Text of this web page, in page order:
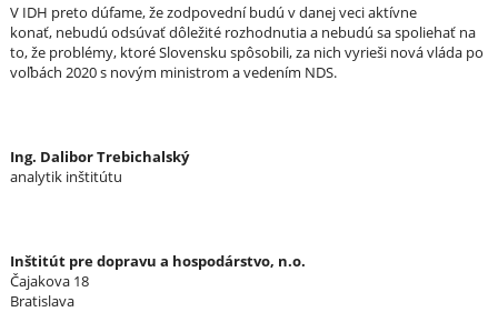
V IDH preto dúfame, že zodpovední budú v danej veci aktívne
konať, nebudú odsúvať dôležité rozhodnutia a nebudú sa spoliehať na
to, že problémy, ktoré Slovensku spôsobili, za nich vyrieši nová vláda po
voľbách 2020 s novým ministrom a vedením NDS.
Ing. Dalibor Trebichalský
analytik inštitútu
Inštitút pre dopravu a hospodárstvo, n.o.
Čajakova 18
Bratislava